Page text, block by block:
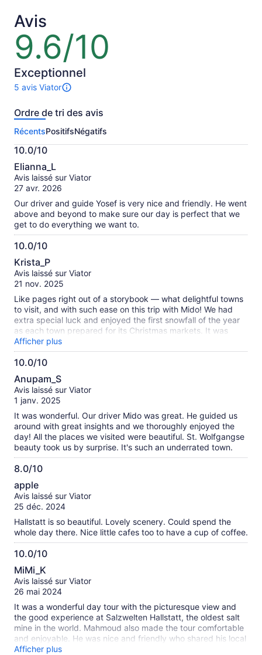
* Profitez
d’un
prix
inférieur
en
sélectionnant
plusieurs
billets
pour
adultes.
Avis
9.6/10
9.6
sur
10
Exceptionnel
5 avis Viator
Il
a
sur
cette
activité.
Plus
de
renseignements
les
avis
vérifiés
Ordre de tri des avis
RécentsPositifsNégatifs
10.0/10
10.0
sur
10
Elianna_L
Avis laissé sur Viator
27 avr. 2026
Our driver and guide Yosef is very nice and friendly. He went
above and beyond to make sure our day is perfect that we
get to do everything we want to.
10.0/10
10.0
sur
10
Krista_P
Avis laissé sur Viator
21 nov. 2025
Like pages right out of a storybook — what delightful towns
to visit, and with such ease on this trip with Mido! We had
extra special luck and enjoyed the first snowfall of the year
as each town prepared for its Christmas markets. It was
magical!
Afficher plus
10.0/10
10.0
sur
10
Anupam_S
Avis laissé sur Viator
1 janv. 2025
It was wonderful. Our driver Mido was great. He guided us
around with great insights and we thoroughly enjoyed the
day! All the places we visited were beautiful. St. Wolfgangse
beauty took us by surprise. It's such an underrated town.
8.0/10
sur
10
apple
Avis laissé sur Viator
25 déc. 2024
Hallstatt is so beautiful. Lovely scenery. Could spend the
whole day there. Nice little cafes too to have a cup of coffee.
10.0/10
10.0
sur
10
MiMi_K
Avis laissé sur Viator
26 mai 2024
It was a wonderful day tour with the picturesque view and
the good experience at Salzwelten Hallstatt, the oldest salt
mine in the world. Mahmoud also made the tour comfortable
and enjoyable. He was nice and friendly who shared his local
knowledge.
Afficher plus